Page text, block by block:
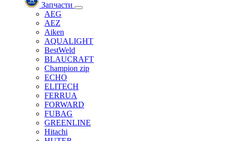
Запчасти
AEG
AEZ
Aiken
AQUALIGHT
BestWeld
BLAUCRAFT
Champion zip
ECHO
ELITECH
FERRUA
FORWARD
FUBAG
GREENLINE
Hitachi